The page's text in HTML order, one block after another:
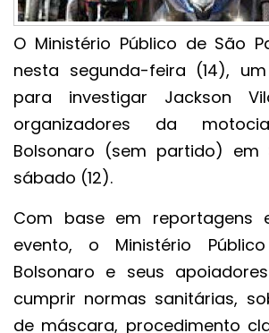
O Ministério Público de São
nesta segunda-feira (14),
para investigar Jackson
organizadores da
Bolsonaro (sem partido) em
sábado (12).
Com base em reportagens
evento, o Ministério
Bolsonaro e seus
cumprir normas sanitárias,
de máscara, procedimento